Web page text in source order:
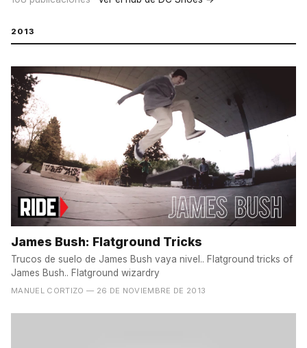
2013
James Bush: Flatground Tricks
Trucos de suelo de James Bush vaya nivel.. Flatground tricks of
James Bush.. Flatground wizardry
MANUEL CORTIZO — 26 DE NOVIEMBRE DE 2013